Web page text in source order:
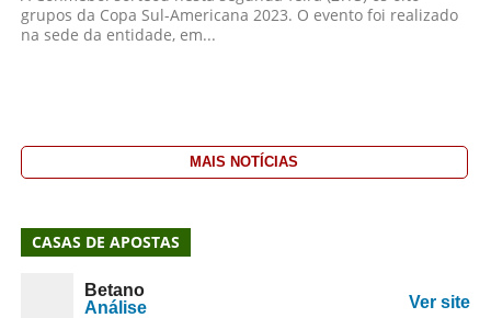
grupos da Copa Sul-Americana 2023. O evento foi realizado
na sede da entidade, em...
MAIS NOTÍCIAS
CASAS DE APOSTAS
Betano
Análise
Ver site